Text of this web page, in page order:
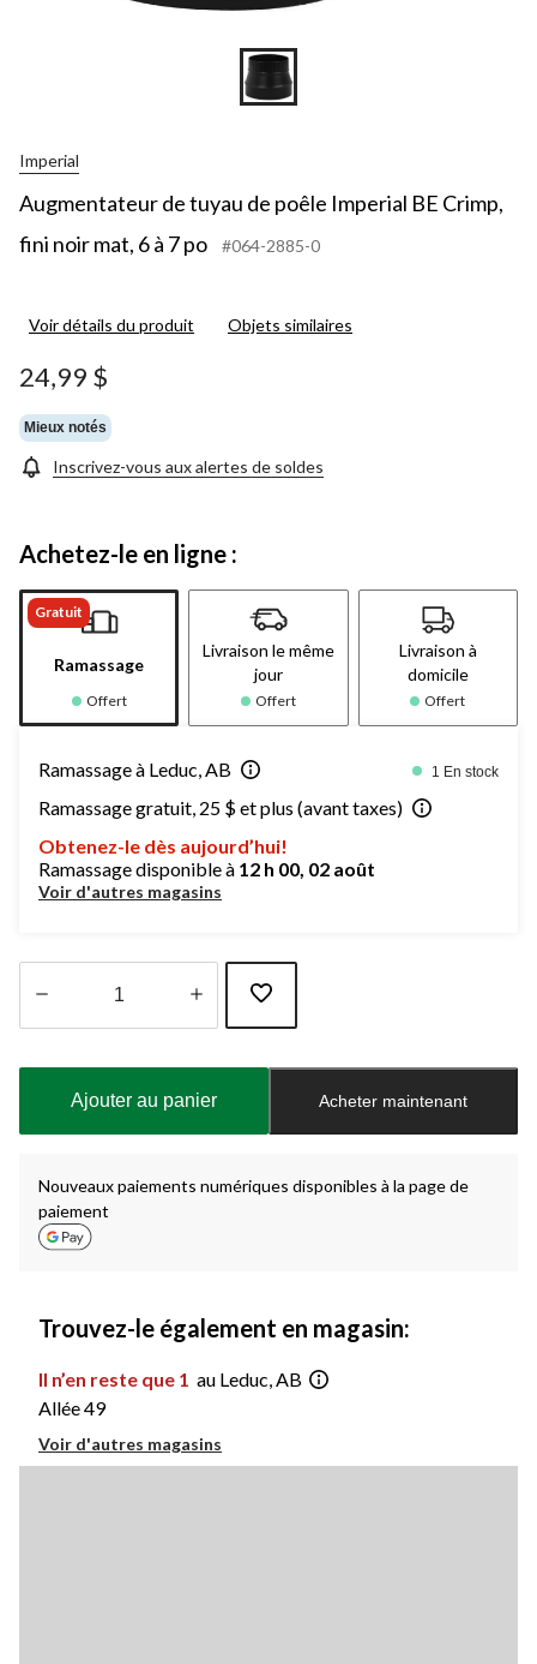
Imperial
Augmentateur de tuyau de poêle Imperial BE Crimp,
fini noir mat, 6 à 7 po
#064-2885-0
Voir détails du produit Objets similaires
24,99 $
Mieux notés
Inscrivez-vous aux alertes de soldes
Achetez-le en ligne :
Gratuit
Ramassage
Offert
Livraison le même
jour
Offert
Livraison à
domicile
Offert
Ramassage à Leduc, AB 1 En stock
Ramassage gratuit, 25 $ et plus (avant taxes)
Obtenez-le dès aujourd’hui!
Ramassage disponible à 12 h 00, 02 août
Voir d'autres magasins
à
Ajouter au panier Acheter maintenant
Nouveaux paiements numériques disponibles à la page de
paiement
Trouvez-le également en magasin:
Il n’en reste que 1 au Leduc, AB
Allée 49
Voir d'autres magasins